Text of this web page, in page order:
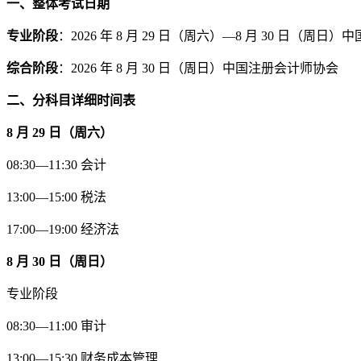
一、整体考试日期
专业阶段：2026 年 8 月 29 日（周六）—8 月 30 日（周日）中
综合阶段：2026 年 8 月 30 日（周日）中国注册会计师协会
二、分科目详细时间表
8 月 29 日（周六）
08:30—11:30 会计
13:00—15:00 税法
17:00—19:00 经济法
8 月 30 日（周日）
专业阶段
08:30—11:00 审计